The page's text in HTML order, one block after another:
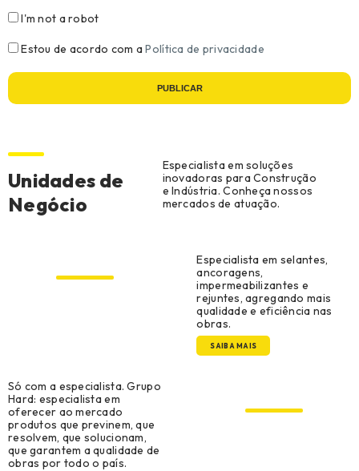
I'm not a robot
Estou de acordo com aPolítica de privacidade
PUBLICAR
Unidades de
Negócio
Especialista em soluções
inovadoras para Construção
e Indústria. Conheça nossos
mercados de atuação.
Especialista em selantes,
ancoragens,
impermeabilizantes e
rejuntes, agregando mais
qualidade e eficiência nas
obras.
SAIBA MAIS
Só com a especialista. Grupo
Hard: especialista em
oferecer ao mercado
produtos que previnem, que
resolvem, que solucionam,
que garantem a qualidade de
obras por todo o país.